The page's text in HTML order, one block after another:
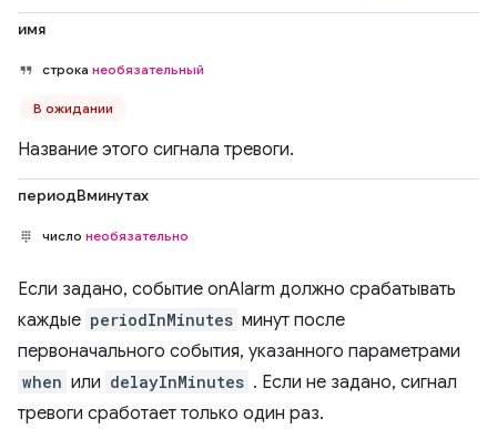
имя
строка необязательный
В ожидании
Название этого сигнала тревоги.
периодВминутах
число необязательно
Если задано, событие onAlarm должно срабатывать
каждые periodInMinutes минут после
первоначального события, указанного параметрами
when или delayInMinutes . Если не задано, сигнал
тревоги сработает только один раз.